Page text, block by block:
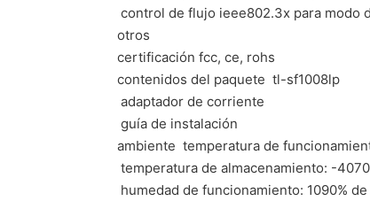
 control de flujo ieee802.3x para
otros
certificación fcc, ce, rohs
contenidos del paquete  tl-sf1008lp
 adaptador de corriente
 guía de instalación
ambiente  temperatura de
 temperatura de almacenamiento: -
 humedad de funcionamiento: 1090%